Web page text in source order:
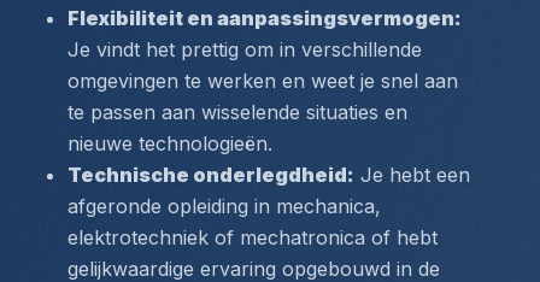
Flexibiliteit en aanpassingsvermogen:
Je vindt het prettig om in verschillende
omgevingen te werken en weet je snel aan
te passen aan wisselende situaties en
nieuwe technologieën.
Technische onderlegdheid: Je hebt een
afgeronde opleiding in mechanica,
elektrotechniek of mechatronica of hebt
gelijkwaardige ervaring opgebouwd in de